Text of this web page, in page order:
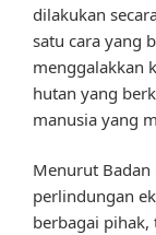
dilakukan
satu cara yang
menggalakkan
hutan yang
manusia yang
Menurut
perlindungan
berbagai pihak,